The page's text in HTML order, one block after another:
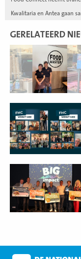
Kwalitaria en Antea gaan
GERELATEERD
Lees
meer
Lees
meer
meer